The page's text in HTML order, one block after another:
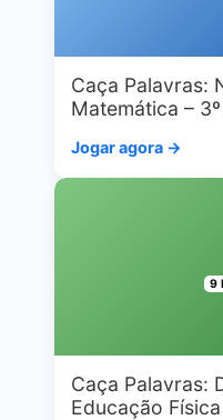
Caça Palavras:
Matemática –
Jogar agora →
9
Caça Palavras:
Educação